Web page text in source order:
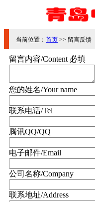
当前位置： 首页 >> 留言反馈
留言内容/Content 必填
您的姓名/Your name
联系电话/Tel
腾讯QQ/QQ
电子邮件/Email
公司名称/Company
联系地址/Address